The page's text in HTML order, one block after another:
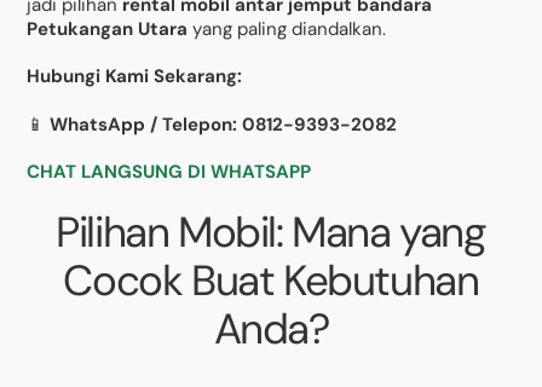
Petukangan Utara yang paling diandalkan.
Hubungi Kami Sekarang:
📱WhatsApp / Telepon: 0812-9393-2082
CHAT LANGSUNG DI WHATSAPP
Pilihan Mobil: Mana yang
Cocok Buat Kebutuhan
Anda?